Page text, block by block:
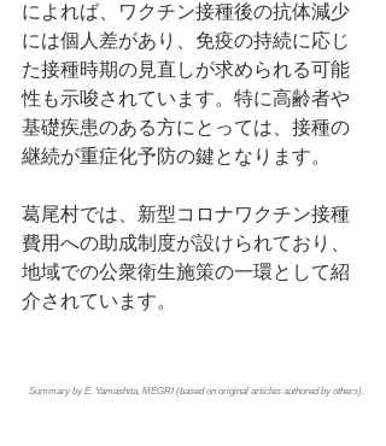
によれば、ワクチン接種後の抗体減少
には個人差があり、免疫の持続に応じ
た接種時期の見直しが求められる可能
性も示唆されています。特に高齢者や
基礎疾患のある方にとっては、接種の
継続が重症化予防の鍵となります。
葛尾村では、新型コロナワクチン接種
費用への助成制度が設けられており、
地域での公衆衛生施策の一環として紹
介されています。
Summary by E. Yamashita, MEGRI (based on original articles authored by others).